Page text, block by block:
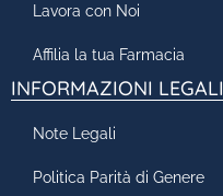
Lavora con Noi
Affilia la tua Farmacia
INFORMAZIONI LEGALI
Note Legali
Politica Parità di Genere